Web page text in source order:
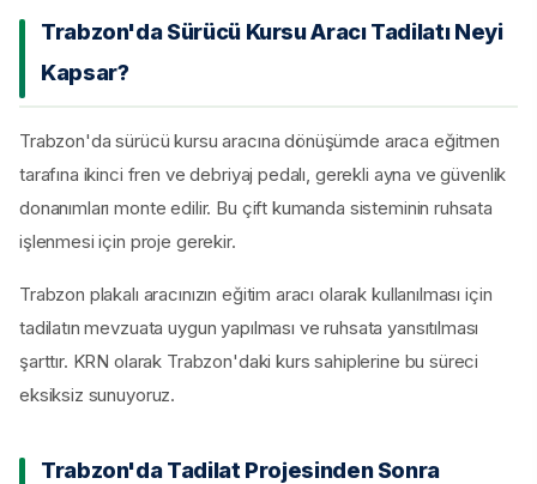
Trabzon'da Sürücü Kursu Aracı Tadilatı Neyi
Kapsar?
Trabzon'da sürücü kursu aracına dönüşümde araca eğitmen
tarafına ikinci fren ve debriyaj pedalı, gerekli ayna ve güvenlik
donanımları monte edilir. Bu çift kumanda sisteminin ruhsata
işlenmesi için proje gerekir.
Trabzon plakalı aracınızın eğitim aracı olarak kullanılması için
tadilatın mevzuata uygun yapılması ve ruhsata yansıtılması
şarttır. KRN olarak Trabzon'daki kurs sahiplerine bu süreci
eksiksiz sunuyoruz.
Trabzon'da Tadilat Projesinden Sonra